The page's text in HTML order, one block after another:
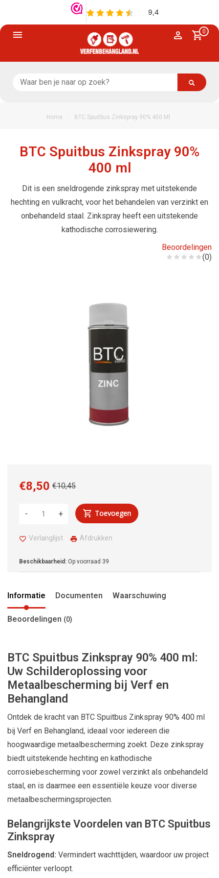
0
Home BTC Spuitbus Zinkspray 90% 400 Ml
BTC Spuitbus Zinkspray 90%
400 ml
Dit is een sneldrogende zinkspray met uitstekende
hechting en vulkracht, voor het behandelen van verzinkt en
onbehandeld staal. Zinkspray heeft een uitstekende
kathodische corrosiewering.
Beoordelingen
(0)
€10,45
€8,50
+
- Toevoegen
Verlanglijst Afdrukken
Beschikbaarheid: Op voorraad 39
Informatie Documenten Waarschuwing
Beoordelingen (0)
BTC Spuitbus Zinkspray 90% 400 ml:
Uw Schilderoplossing voor
Metaalbescherming bij Verf en
Behangland
Ontdek de kracht van BTC Spuitbus Zinkspray 90% 400 ml
bij Verf en Behangland, ideaal voor iedereen die
hoogwaardige metaalbescherming zoekt. Deze zinkspray
biedt uitstekende hechting en kathodische
corrosiebescherming voor zowel verzinkt als onbehandeld
staal, en is daarmee een essentiële keuze voor diverse
metaalbeschermingsprojecten.
Belangrijkste Voordelen van BTC Spuitbus
Zinkspray
Sneldrogend: Vermindert wachttijden, waardoor uw project
efficiënter verloopt.